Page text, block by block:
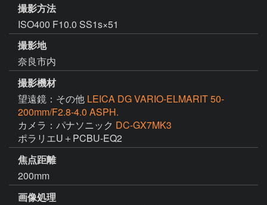
撮影方法
ISO400 F10.0 SS1s×51
撮影地
奈良市内
撮影機材
望遠鏡：その他 LEICA DG VARIO-ELMARIT 50-
200mm/F2.8-4.0 ASPH.
カメラ：パナソニック DC-GX7MK3
ポラリエU＋PCBU-EQ2
焦点距離
200mm
画像処理